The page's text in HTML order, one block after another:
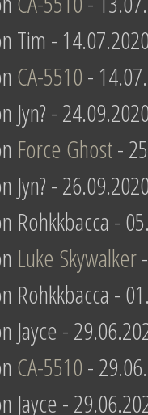
Tim -
CA-5510-
Jyn? -
Force Ghost-
Jyn? -
Rohkkbacca -
Luke Skywalker
Rohkkbacca -
Jayce -
CA-5510-
Jayce -